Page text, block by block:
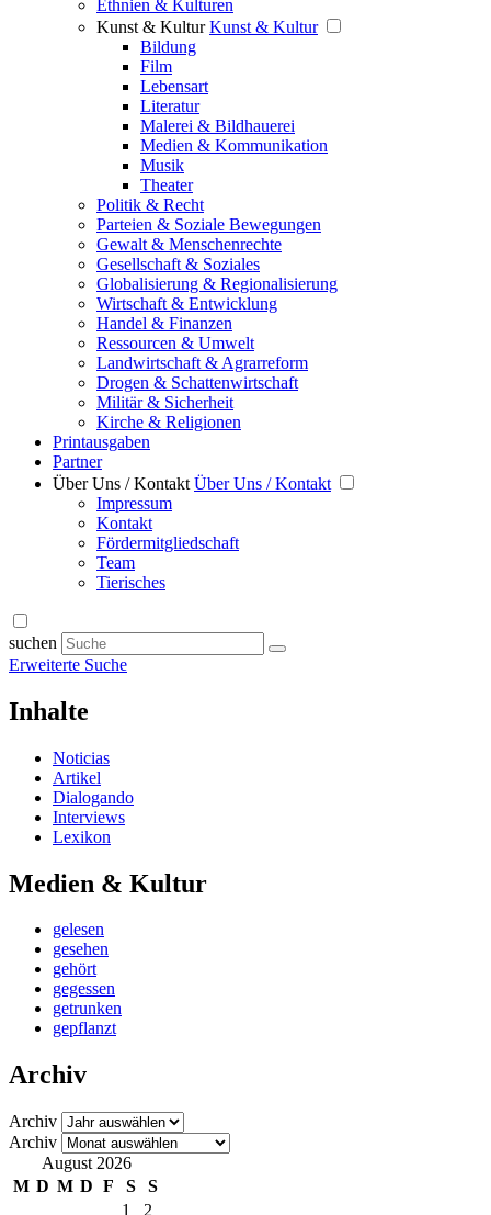
Ethnien & Kulturen
Kunst & Kultur Kunst & Kultur
Bildung
Film
Lebensart
Literatur
Malerei & Bildhauerei
Medien & Kommunikation
Musik
Theater
Politik & Recht
Parteien & Soziale Bewegungen
Gewalt & Menschenrechte
Gesellschaft & Soziales
Globalisierung & Regionalisierung
Wirtschaft & Entwicklung
Handel & Finanzen
Ressourcen & Umwelt
Landwirtschaft & Agrarreform
Drogen & Schattenwirtschaft
Militär & Sicherheit
Kirche & Religionen
Printausgaben
Partner
Über Uns / Kontakt Über Uns / Kontakt
Impressum
Kontakt
Fördermitgliedschaft
Team
Tierisches
suchen
Erweiterte Suche
Inhalte
Noticias
Artikel
Dialogando
Interviews
Lexikon
Medien & Kultur
gelesen
gesehen
gehört
gegessen
getrunken
gepflanzt
Archiv
Archiv
Archiv
August 2026
M D M D F S
S
1
2